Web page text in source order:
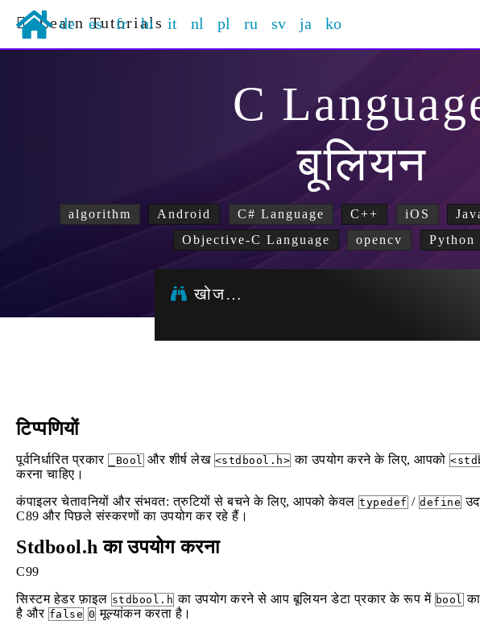
Learn Tutorials
de es fr hi it nl pl ru sv ja ko
C
बूलियन
algorithm Android C# Language C++ iOS
Objective-C Language
opencv Python
खोज…
टिप्पणियों
पूर्वनिर्धारित प्रकार _Bool और शीर्ष लेख <stdbool.h> का उपयोग करने के लिए, आपको
करना चाहिए।
कंपाइलर चेतावनियों और संभवत: त्रुटियों से बचने के लिए, आपको केवल typedef / define
C89 और पिछले संस्करणों का उपयोग कर रहे हैं।
Stdbool.h का उपयोग करना
C99
सिस्टम हेडर फ़ाइल stdbool.h का उपयोग करने से आप बूलियन डेटा प्रकार के रूप में bool
है और false 0 मूल्यांकन करता है।